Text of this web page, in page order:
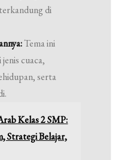
di
Tema ini
cuaca,
serta
Kelas 2 SMP:
Strategi Belajar,